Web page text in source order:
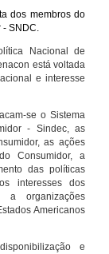
dos membros do
- SNDC.
Nacional de
está voltada
e interesse
se o Sistema
- Sindec, as
as ações
Consumidor, a
das políticas
interesses dos
a organizações
Americanos
e